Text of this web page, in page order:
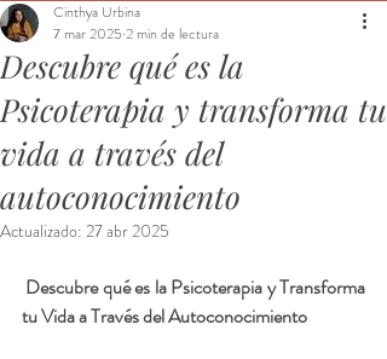
Descubre qué es la
Psicoterapia y transforma tu
vida a través del
autoconocimiento
Cinthya Urbina
7 mar 2025 2 min de lectura
Actualizado: 27 abr 2025
Descubre qué es la Psicoterapia y Transforma
tu Vida a Través del Autoconocimiento